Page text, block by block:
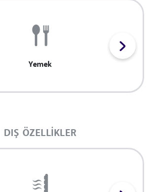
Yemek
DIŞ ÖZELLIKLER